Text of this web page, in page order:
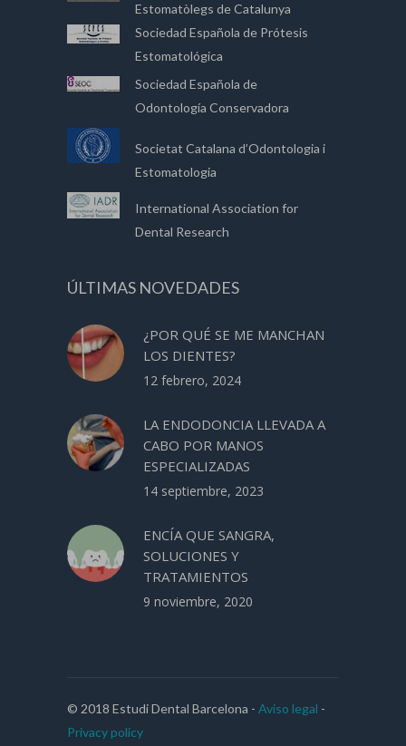
Estomatòlegs de Catalunya
Sociedad Española de Prótesis
Estomatológica
Sociedad Española de
Odontología Conservadora
Societat Catalana d’Odontologia i
Estomatologia
International Association for
Dental Research
ÚLTIMAS NOVEDADES
¿POR QUÉ SE ME MANCHAN
LOS DIENTES?
12 febrero, 2024
LA ENDODONCIA LLEVADA A
CABO POR MANOS
ESPECIALIZADAS
14 septiembre, 2023
ENCÍA QUE SANGRA,
SOLUCIONES Y
TRATAMIENTOS
9 noviembre, 2020
© 2018 Estudi Dental Barcelona - Aviso legal -
Privacy policy